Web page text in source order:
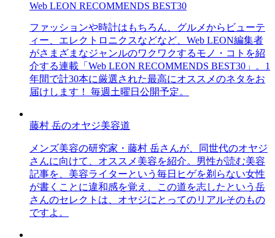
Web LEON RECOMMENDS BEST30
ファッションや時計はもちろん、グルメからビューテ
ィー、エレクトロニクスなどなど、Web LEON編集者
がさまざまなジャンルのワクワクするモノ・コトを紹
介する連載「Web LEON RECOMMENDS BEST30」。1
年間で計30本に厳選された最高にオススメのネタをお
届けします！ 毎週土曜日公開予定。
藤村 岳のオヤジ美容道
メンズ美容の研究家・藤村 岳さんが、同世代のオヤジ
さんに向けて、オススメ美容を紹介。男性が読む美容
記事を、美容ライターという毎日ヒゲを剃らない女性
が書くことに違和感を覚え、この道を志したという岳
さんのセレクトは、オヤジにとってのリアルそのもの
ですよ。